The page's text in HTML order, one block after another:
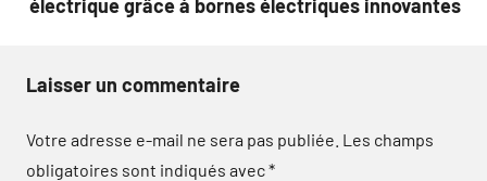
électrique grâce à bornes électriques innovantes
Laisser un commentaire
Votre adresse e-mail ne sera pas publiée. Les champs
obligatoires sont indiqués avec*